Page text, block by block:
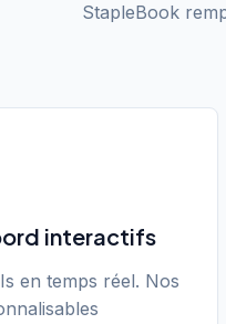
StapleBook
interactifs
en temps réel. Nos